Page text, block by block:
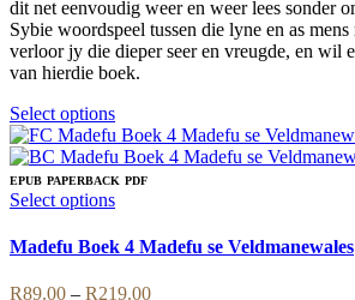
chosen
on
the
page
R219.00
dit net eenvoudig weer en weer lees sonder
Sybie woordspeel tussen die lyne en as
verloor jy die dieper seer en vreugde, en wil
van hierdie boek.
Select optionsThis
product
has
multiple
variants.
options
be
EPUB PAPERBACK PDF
Select optionsThis
has
variants.
Madefu Boek 4 Madefu se Veldmanewales
R89.00 – R219.00Price